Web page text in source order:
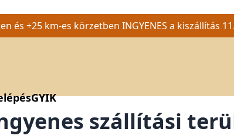
és +25 km-es körzetben INGYENES a kiszállítás
GYIK
szállítási